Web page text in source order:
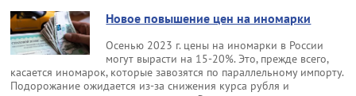
Новое повышение цен на иномарки
Осенью 2023 г. цены на иномарки в России
могут вырасти на 15-20%. Это, прежде всего,
касается иномарок, которые завозятся по параллельному импорту.
Подорожание ожидается из-за снижения курса рубля и